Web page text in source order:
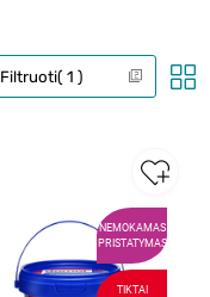
Filtruoti 1
NEMOKAMAS
PRISTATYMAS
TIKTAI